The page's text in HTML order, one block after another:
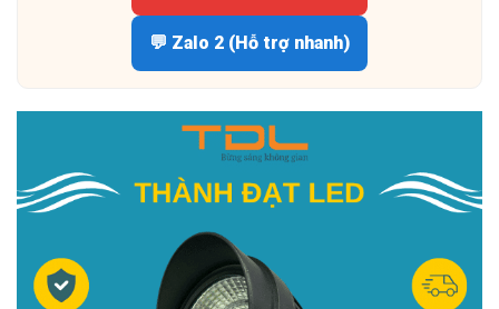
💬 Zalo 2 (Hỗ trợ nhanh)